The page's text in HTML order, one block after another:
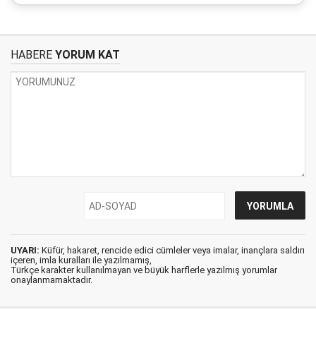
HABERE YORUM KAT
UYARI: Küfür, hakaret, rencide edici cümleler veya imalar, inançlara saldırı
içeren, imla kuralları ile yazılmamış,
Türkçe karakter kullanılmayan ve büyük harflerle yazılmış yorumlar
onaylanmamaktadır.